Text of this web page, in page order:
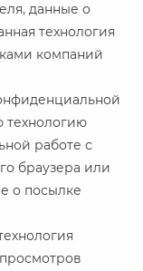
данные о
технология
компаний
технологию
работе с
браузера или
о посылке